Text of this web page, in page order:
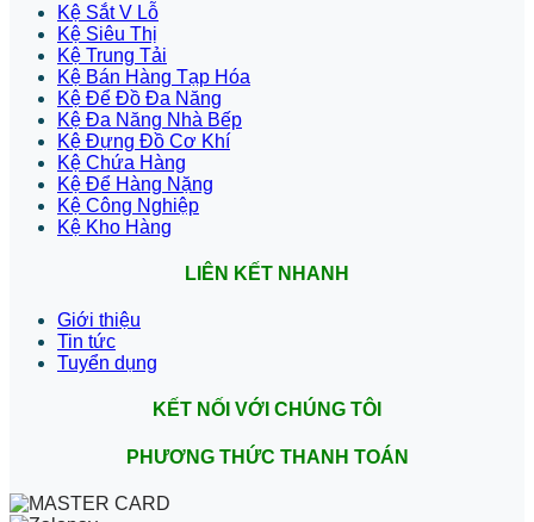
Kệ Sắt V Lỗ
Kệ Siêu Thị
Kệ Trung Tải
Kệ Bán Hàng Tạp Hóa
Kệ Để Đồ Đa Năng
Kệ Đa Năng Nhà Bếp
Kệ Đựng Đồ Cơ Khí
Kệ Chứa Hàng
Kệ Để Hàng Nặng
Kệ Công Nghiệp
Kệ Kho Hàng
LIÊN KẾT NHANH
Giới thiệu
Tin tức
Tuyển dụng
KẾT NỐI VỚI CHÚNG TÔI
PHƯƠNG THỨC THANH TOÁN